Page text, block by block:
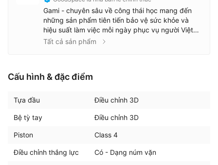
Gami - chuyên sâu về công thái học mang đến
những sản phẩm tiên tiến bảo vệ sức khỏe và
hiệu suất làm việc mỗi ngày phục vụ người Việt
Với sự kiên nhẫn và cam kết về chất lượng, Gami
Tất cả sản phẩm
Cấu hình & đặc điểm
Tựa đầu Điều chỉnh 3D
Bệ tỳ tay Điều chỉnh 3D
Piston Class 4
Điều chỉnh thắng lực Có - Dạng núm vặn